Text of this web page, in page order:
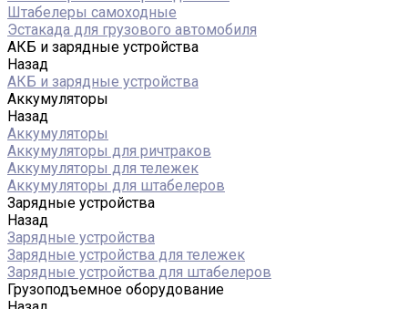
Штабелеры самоходные
Эстакада для грузового автомобиля
АКБ и зарядные устройства
Назад
АКБ и зарядные устройства
Аккумуляторы
Назад
Аккумуляторы
Аккумуляторы для ричтраков
Аккумуляторы для тележек
Аккумуляторы для штабелеров
Зарядные устройства
Назад
Зарядные устройства
Зарядные устройства для тележек
Зарядные устройства для штабелеров
Грузоподъемное оборудование